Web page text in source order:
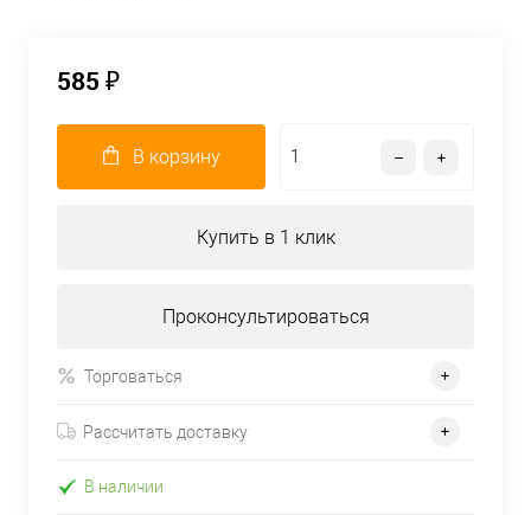
585 ₽
В корзину
Купить в 1 клик
Проконсультироваться
Торговаться
Рассчитать доставку
В наличии